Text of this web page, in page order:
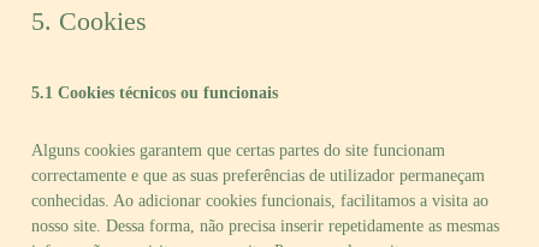
5. Cookies
5.1 Cookies técnicos ou funcionais
Alguns cookies garantem que certas partes do site funcionam
correctamente e que as suas preferências de utilizador permaneçam
conhecidas. Ao adicionar cookies funcionais, facilitamos a visita ao
nosso site. Dessa forma, não precisa inserir repetidamente as mesmas